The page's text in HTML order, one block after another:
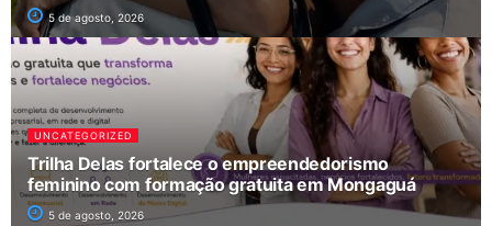
5 de agosto, 2026
UNCATEGORIZED
Trilha Delas fortalece o empreendedorismo
feminino com formação gratuita em Mongaguá
5 de agosto, 2026